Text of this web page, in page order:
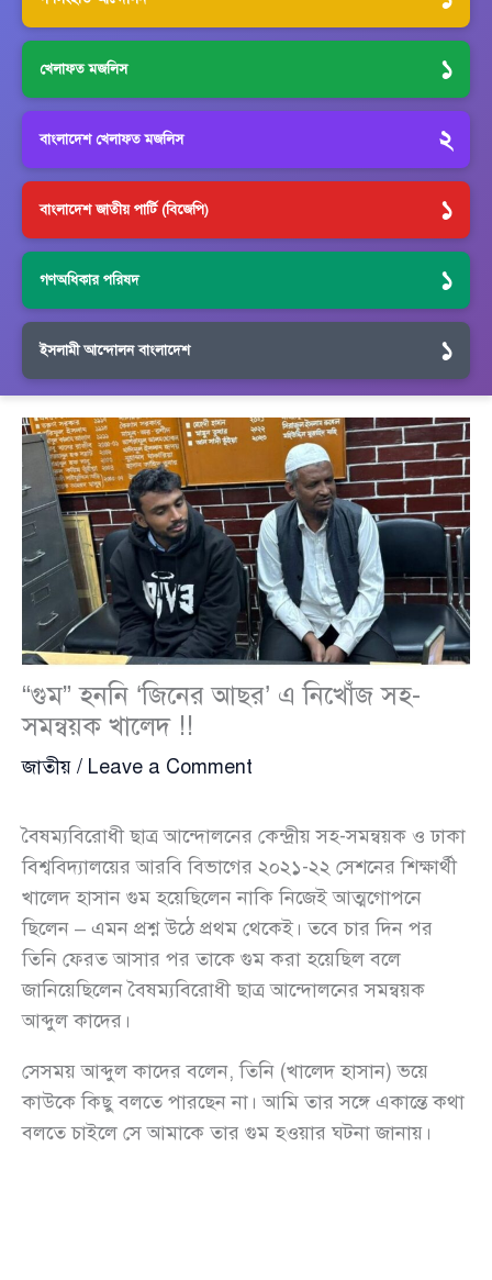
খেলাফত মজলিস ১
বাংলাদেশ খেলাফত মজলিস ২
বাংলাদেশ জাতীয় পার্টি (বিজেপি) ১
গণঅধিকার পরিষদ ১
ইসলামী আন্দোলন বাংলাদেশ ১
“গুম” হননি ‘জিনের আছর’ এ নিখোঁজ সহ-
সমন্বয়ক খালেদ !!
জাতীয় / Leave a Comment
বৈষম্যবিরোধী ছাত্র আন্দোলনের কেন্দ্রীয় সহ-সমন্বয়ক ও ঢাকা
বিশ্ববিদ্যালয়ের আরবি বিভাগের ২০২১-২২ সেশনের শিক্ষার্থী
খালেদ হাসান গুম হয়েছিলেন নাকি নিজেই আত্মগোপনে
ছিলেন – এমন প্রশ্ন উঠে প্রথম থেকেই। তবে চার দিন পর
তিনি ফেরত আসার পর তাকে গুম করা হয়েছিল বলে
জানিয়েছিলেন বৈষম্যবিরোধী ছাত্র আন্দোলনের সমন্বয়ক
আব্দুল কাদের।
সেসময় আব্দুল কাদের বলেন, তিনি (খালেদ হাসান) ভয়ে
কাউকে কিছু বলতে পারছেন না। আমি তার সঙ্গে একান্তে কথা
বলতে চাইলে সে আমাকে তার গুম হওয়ার ঘটনা জানায়।